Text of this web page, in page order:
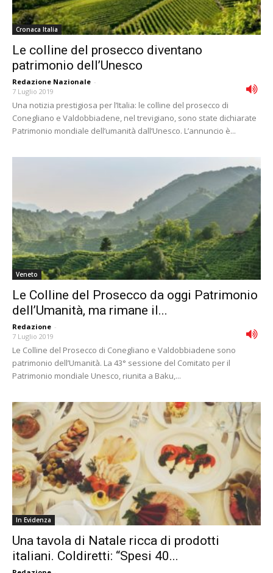
Cronaca Italia
Le colline del prosecco diventano
patrimonio dell’Unesco
Redazione Nazionale -
7 Luglio 2019
Una notizia prestigiosa per l’Italia: le colline del prosecco di
Conegliano e Valdobbiadene, nel trevigiano, sono state dichiarate
Patrimonio mondiale dell’umanità dall’Unesco. L’annuncio è...
Veneto
Le Colline del Prosecco da oggi Patrimonio
dell’Umanità, ma rimane il...
Redazione -
7 Luglio 2019
Le Colline del Prosecco di Conegliano e Valdobbiadene sono
patrimonio dell’Umanità. La 43° sessione del Comitato per il
Patrimonio mondiale Unesco, riunita a Baku,...
In Evidenza
Una tavola di Natale ricca di prodotti
italiani. Coldiretti: “Spesi 40...